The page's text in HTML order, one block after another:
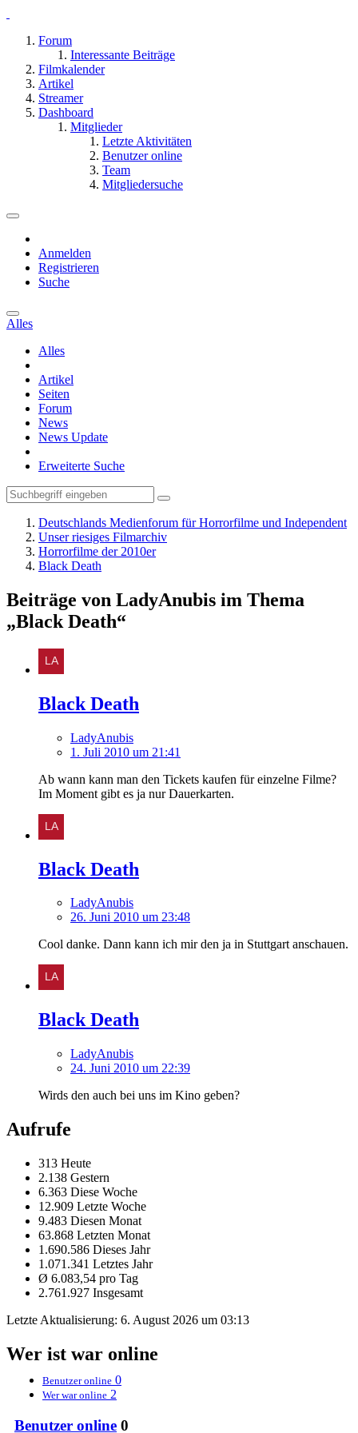
Forum
Interessante Beiträge
Filmkalender
Artikel
Streamer
Dashboard
Mitglieder
Letzte Aktivitäten
Benutzer online
Team
Mitgliedersuche
Anmelden
Registrieren
Suche
Alles
Alles
Artikel
Seiten
Forum
News
News Update
Erweiterte Suche
Deutschlands Medienforum für Horrorfilme und Independent
Unser riesiges Filmarchiv
Horrorfilme der 2010er
Black Death
Beiträge von LadyAnubis im Thema
„Black Death“
Black Death
LadyAnubis
1. Juli 2010 um 21:41
Ab wann kann man den Tickets kaufen für einzelne Filme?
Im Moment gibt es ja nur Dauerkarten.
Black Death
LadyAnubis
26. Juni 2010 um 23:48
Cool danke. Dann kann ich mir den ja in Stuttgart anschauen.
Black Death
LadyAnubis
24. Juni 2010 um 22:39
Wirds den auch bei uns im Kino geben?
Aufrufe
313 Heute
2.138 Gestern
6.363 Diese Woche
12.909 Letzte Woche
9.483 Diesen Monat
63.868 Letzten Monat
1.690.586 Dieses Jahr
1.071.341 Letztes Jahr
Ø 6.083,54 pro Tag
2.761.927 Insgesamt
Letzte Aktualisierung: 6. August 2026 um 03:13
Wer ist war online
Benutzer online 0
Wer war online 2
Benutzer online 0